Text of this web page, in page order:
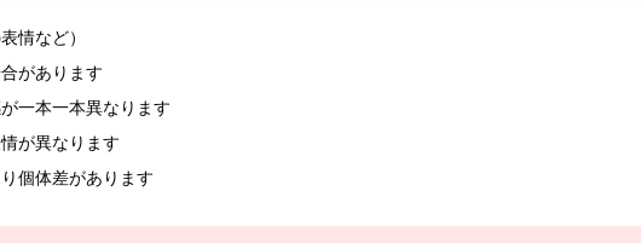
情など）
があります
一本一本異なります
が異なります
個体差があります